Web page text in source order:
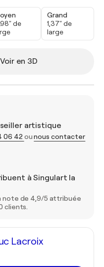
de
Grand
1,37" de
large
Voir en 3D
artistique
06 42 ounous contacter
à Singulart la
note de 4,9/5 attribuée
clients.
Lacroix